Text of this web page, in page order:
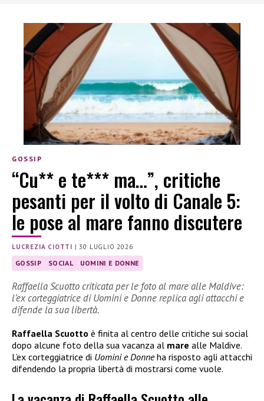
GOSSIP
“Cu** e te*** ma…”, critiche
pesanti per il volto di Canale 5:
le pose al mare fanno discutere
LUCREZIA CIOTTI |30 LUGLIO 2026
GOSSIP SOCIAL UOMINI E DONNE
Raffaella Scuotto criticata per le foto al mare alle Maldive:
l’ex corteggiatrice di Uomini e Donne replica agli attacchi e
difende la sua libertà.
Raffaella Scuotto è finita al centro delle critiche sui social
dopo alcune foto della sua vacanza al mare alle Maldive.
L’ex corteggiatrice di Uomini e Donneha risposto agli attacchi
difendendo la propria libertà di mostrarsi come vuole.